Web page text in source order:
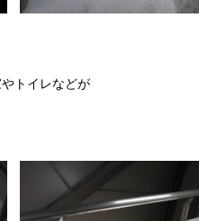
トイレなどが